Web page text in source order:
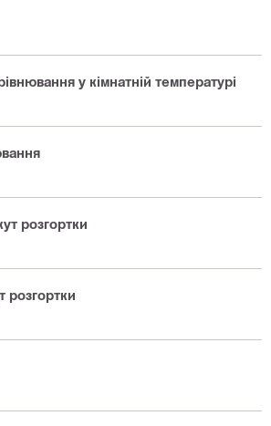
у кімнатній температурі
розгортки
розгортки